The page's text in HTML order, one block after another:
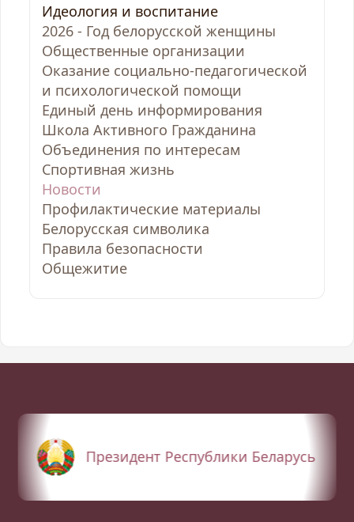
Идеология и воспитание
2026 - Год белорусской женщины
Общественные организации
Оказание социально-педагогической
и психологической помощи
Единый день информирования
Школа Активного Гражданина
Объединения по интересам
Спортивная жизнь
Новости
Профилактические материалы
Белорусская символика
Правила безопасности
Общежитие
Президент Республики Беларусь